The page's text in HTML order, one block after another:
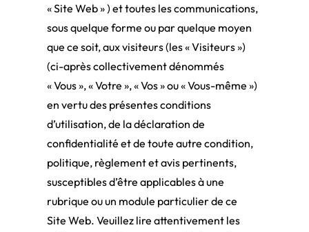
« Site Web » ) et toutes les communications,
sous quelque forme ou par quelque moyen
que ce soit, aux visiteurs (les « Visiteurs »)
(ci-après collectivement dénommés
« Vous », « Votre », « Vos » ou « Vous-même »)
en vertu des présentes conditions
d’utilisation, de la déclaration de
confidentialité et de toute autre condition,
politique, règlement et avis pertinents,
susceptibles d’être applicables à une
rubrique ou un module particulier de ce
Site Web. Veuillez lire attentivement les